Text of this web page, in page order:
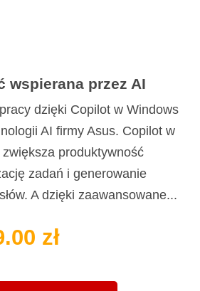
wspierana przez AI
dzięki Copilot w Windows
AI firmy Asus. Copilot w
produktywność
zadań i generowanie
A dzięki zaawansowane...
zł